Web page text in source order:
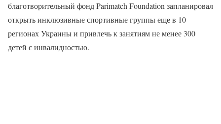
благотворительный фонд Parimatch Foundation запланировал
открыть инклюзивные спортивные группы еще в 10
регионах Украины и привлечь к занятиям не менее 300
детей с инвалидностью.